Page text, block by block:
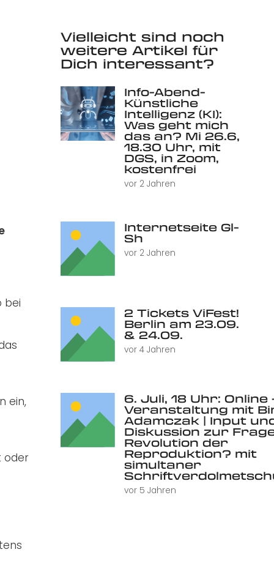
bei
ein,
oder
Vielleicht sind noch
weitere Artikel für
Dich interessant?
Info-Abend-
Künstliche
Intelligenz (KI):
Was geht mich
das an? Mi 26.6,
18.30 Uhr, mit
DGS, in Zoom,
kostenfrei
vor 2 Jahren
Internetseite Gl-
Sh
vor 2 Jahren
2 Tickets ViFest!
Berlin am 23.09.
& 24.09.
vor 4 Jahren
6. Juli, 18 Uhr: Online
Veranstaltung mit
Adamczak | Input
Diskussion zur
Revolution der
Reproduktion? mit
simultaner
vor 5 Jahren